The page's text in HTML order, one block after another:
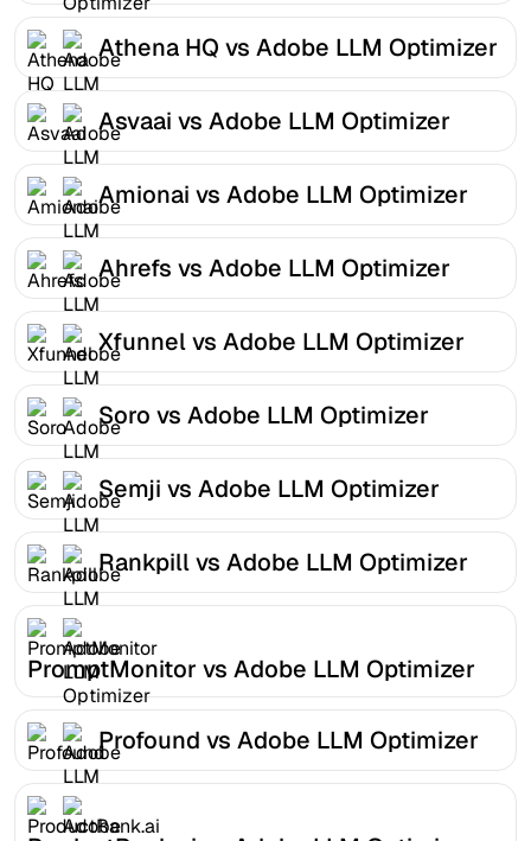
Athena HQ vs Adobe LLM Optimizer
Asvaai vs Adobe LLM Optimizer
Amionai vs Adobe LLM Optimizer
Ahrefs vs Adobe LLM Optimizer
Xfunnel vs Adobe LLM Optimizer
Soro vs Adobe LLM Optimizer
Semji vs Adobe LLM Optimizer
Rankpill vs Adobe LLM Optimizer
PromptMonitor vs Adobe LLM Optimizer
Profound vs Adobe LLM Optimizer